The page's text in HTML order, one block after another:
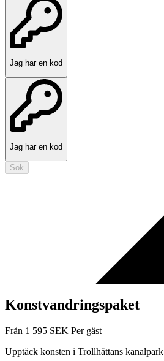
Jag har en kod
Jag har en kod
Sök
Konstvandringspaket
Från 1 595 SEK Per gäst
Upptäck konsten i Trollhättans kanalpark